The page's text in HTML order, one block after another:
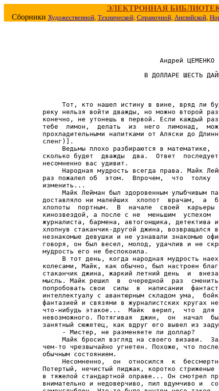
ЭЛЕКТРОННАЯ
Сборники Художественной, Технической, Справочной, Английской,